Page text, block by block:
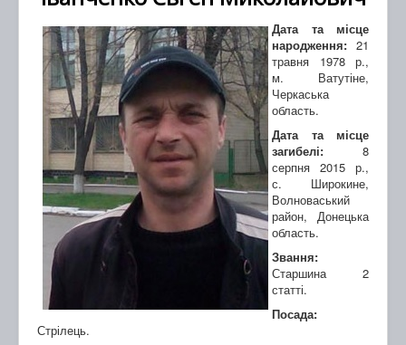
Дата та місце
народження: 21
травня 1978 р.,
м. Ватутіне,
Черкаська
область.
Дата та місце
загибелі: 8
серпня 2015 р.,
с. Широкине,
Волноваський
район, Донецька
область.
Звання:
Старшина 2
статті.
Посада:
Стрілець.